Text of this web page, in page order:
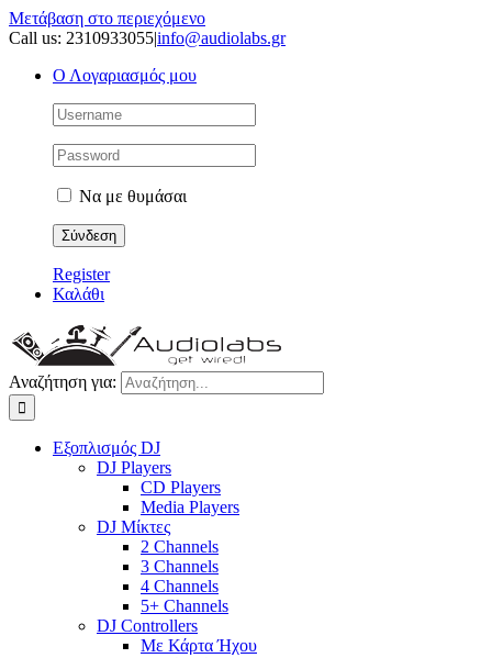
Μετάβαση στο περιεχόμενο
Call us: 2310933055|info@audiolabs.gr
Ο Λογαριασμός μου
Να με θυμάσαι
Register
Καλάθι
Αναζήτηση για:
Εξοπλισμός DJ
DJ Players
CD Players
Media Players
DJ Μίκτες
2 Channels
3 Channels
4 Channels
5+ Channels
DJ Controllers
Με Κάρτα Ήχου